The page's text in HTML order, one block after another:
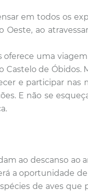
em todos os
Oeste, ao
oferece uma
Castelo de Óbidos.
e participar
E não se
ao descanso ao
a oportunidade
de aves que